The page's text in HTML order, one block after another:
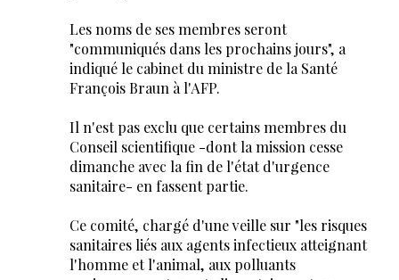
Les noms de ses membres seront
"communiqués dans les prochains jours", a
indiqué le cabinet du ministre de la Santé
François Braun à l'AFP.
Il n'est pas exclu que certains membres du
Conseil scientifique -dont la mission cesse
dimanche avec la fin de l'état d'urgence
sanitaire- en fassent partie.
Ce comité, chargé d'une veille sur "les risques
sanitaires liés aux agents infectieux atteignant
l'homme et l'animal, aux polluants